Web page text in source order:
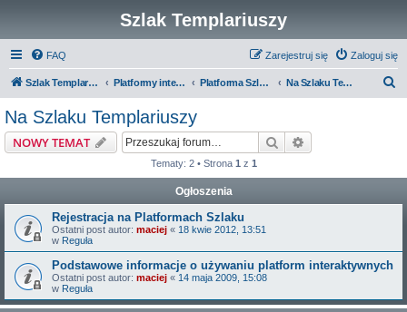
Szlak Templariuszy
FAQ Zaloguj się
Zarejestruj się
Szlak Templariuszy Platformy interaktywne Szlaku Templariuszy Platforma Szlak Templariuszy Na Szlaku Templariuszy
Na Szlaku Templariuszy
NOWY TEMAT Szukaj
Tematy: 2 • Strona 1 z 1
Ogłoszenia
Rejestracja na Platformach Szlaku
Ostatni post autor: maciej « 18 kwie 2012, 13:51
w Reguła
Podstawowe informacje o używaniu platform interaktywnych
Ostatni post autor: maciej « 14 maja 2009, 15:08
w Reguła